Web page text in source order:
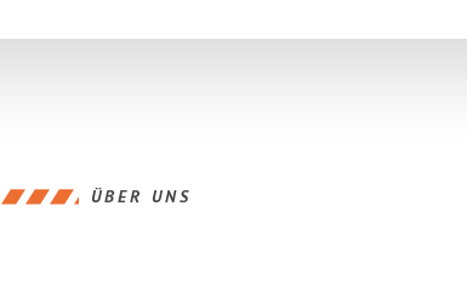
ÜBER UNS